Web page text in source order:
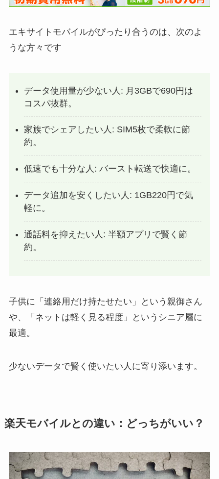
エキサイトモバイルがぴったり合うのは、次のよ
うな方々です
データ使用量が少ない人: 月3GBで690円は
コスパ抜群。
家族でシェアしたい人: SIM5枚で柔軟に節
約。
低速でも十分な人: バースト転送で快適に。
データ追加を安くしたい人: 1GB220円で気
軽に。
通話料を抑えたい人: 半額アプリで賢く節
約。
子供に「連絡用だけ持たせたい」という親御さん
や、「ネットは軽く見る程度」というシニア層に
最適。
少ないデータで賢く使いたい人に寄り添います。
楽天モバイルとの違い：どっちがいい？